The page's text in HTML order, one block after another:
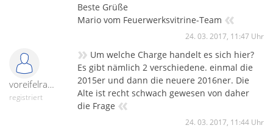
Beste Grüße
Mario vom Feuerwerksvitrine-Team «
24. 03. 2017, 11:47 Uhr
voreifelrambo
registriert
» Um welche Charge handelt es sich hier?
Es gibt nämlich 2 verschiedene. einmal die
2015er und dann die neuere 2016ner. Die
Alte ist recht schwach gewesen von daher
die Frage «
24. 03. 2017, 11:44 Uhr